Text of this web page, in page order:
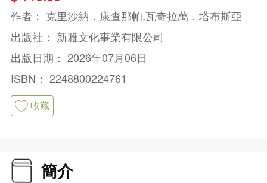
作者： 克里沙納．康查那帕,瓦奇拉萬．塔布斯亞
出版社： 新雅文化事業有限公司
出版日期： 2026年07月06日
ISBN： 2248800224761
收藏
簡介